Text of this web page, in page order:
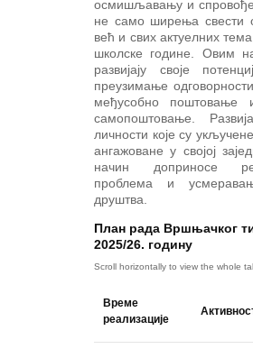
осмишљавању и
не само ширења свести
већ и свих актуелних
школске године. Овим
развијају своје
преузимање
међусобно
самопоштовање.
личности које су
ангажоване у својој
начин доприносе
проблема и
друштва.
План рада Вршњачког
2025/26. годину
Време
реализације